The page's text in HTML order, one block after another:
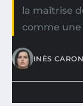
la maîtrise
comme une
INÈS CARON